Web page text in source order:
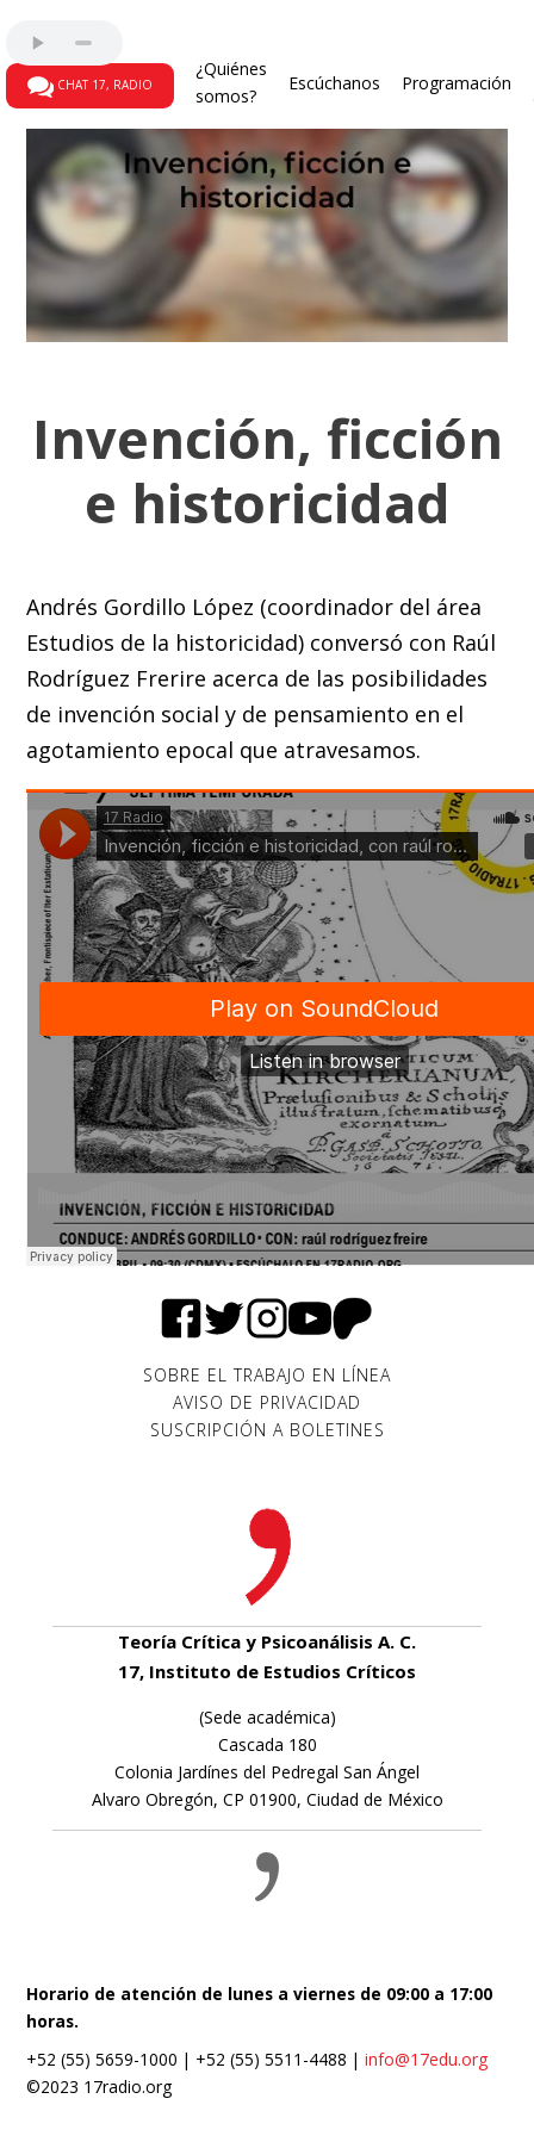
CHAT 17, RADIO
¿Quiénes
somos?
Escúchanos Programación
Invención, ficción
e historicidad
Andrés Gordillo López (coordinador del área
Estudios de la historicidad) conversó con Raúl
Rodríguez Frerire acerca de las posibilidades
de invención social y de pensamiento en el
agotamiento epocal que atravesamos.
SOBRE EL TRABAJO EN LÍNEA
AVISO DE PRIVACIDAD
SUSCRIPCIÓN A BOLETINES
Teoría Crítica y Psicoanálisis A. C.
17, Instituto de Estudios Críticos
(Sede académica)
Cascada 180
Colonia Jardínes del Pedregal San Ángel
Alvaro Obregón, CP 01900, Ciudad de México
Horario de atención de lunes a viernes de 09:00 a 17:00
horas.
+52 (55) 5659-1000 | +52 (55) 5511-4488 |info@17edu.org
©2023 17radio.org